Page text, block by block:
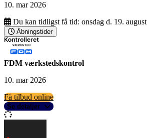
10. mar 2026
Du kan tidligst få tid: onsdag d. 19. august
Åbningstider
FDM værkstedskontrol
10. mar 2026
Få tilbud online
Se detaljer